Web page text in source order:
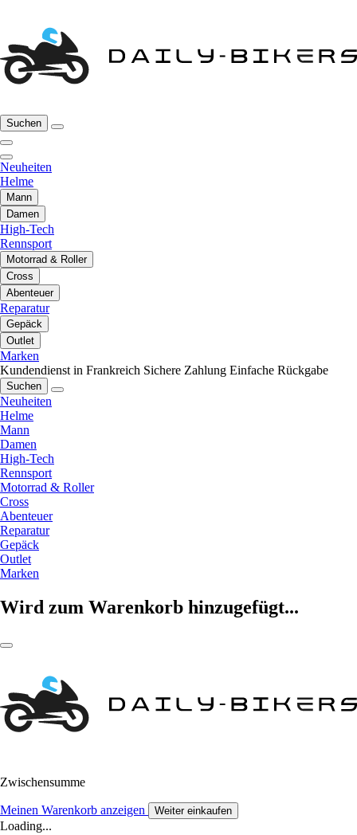
Suchen
Neuheiten
Helme
Mann
Damen
High-Tech
Rennsport
Motorrad & Roller
Cross
Abenteuer
Reparatur
Gepäck
Outlet
Marken
Kundendienst in Frankreich Sichere Zahlung Einfache Rückgabe
Suchen
Neuheiten
Helme
Mann
Damen
High-Tech
Rennsport
Motorrad & Roller
Cross
Abenteuer
Reparatur
Gepäck
Outlet
Marken
Wird zum Warenkorb hinzugefügt...
Zwischensumme
Meinen Warenkorb anzeigen Weiter einkaufen
Loading...